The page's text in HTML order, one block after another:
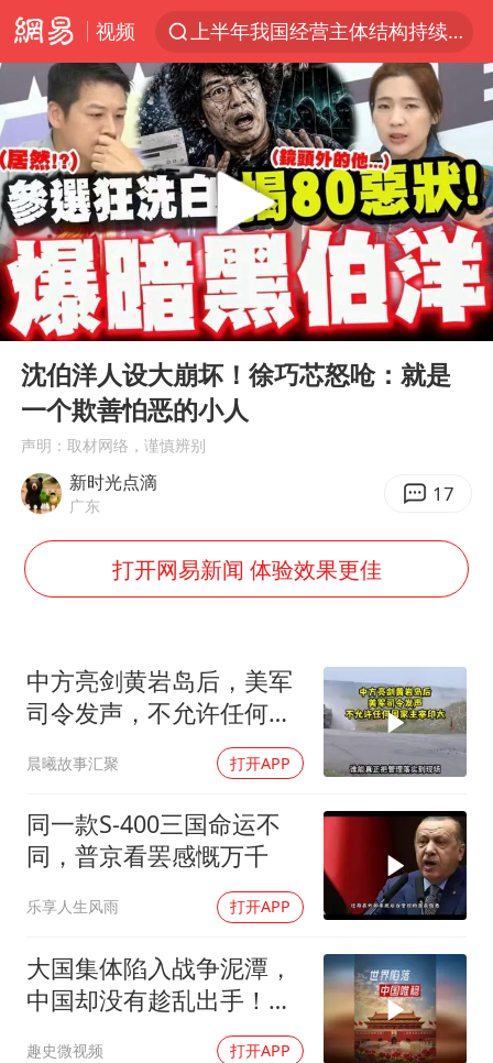
视频
上半年我国经营主体结构持续优化
《披荆斩棘2026》阵容官宣
国足U17与阿森纳决赛取消 并列冠军
王艺迪无缘横滨赛决赛
上门女婿出轨女邻居多年被判重婚罪
以军士兵把枪口对准中国记者
王艺迪2-4不敌张本美和止步4强
2025年小学教师减少13.19万
浙江海域将现5到8米巨浪到狂浪
于东来直播和胖东来核心团队开会
上海大部迎大暴雨
于东来回应胖东来近25年老店年底关闭
笔试第一被劝弃考涉事副校长被撤职
奋力开创中国式现代化建设新局面
Play
00:00 08:21
沈伯洋人设大崩坏！徐巧芯怒呛：就是
一个欺善怕恶的小人
声明：取材网络，谨慎辨别
新时光点滴
广东 17
打开网易新闻 体验效果更佳
中方亮剑黄岩岛后，美军
司令发声，不允许任何国
晨曦故事汇聚 打开APP
同一款S-400三国命运不
同，普京看罢感慨万千
乐享人生风雨 打开APP
大国集体陷入战争泥潭，
中国却没有趁乱出手！为
趣史微视频 打开APP